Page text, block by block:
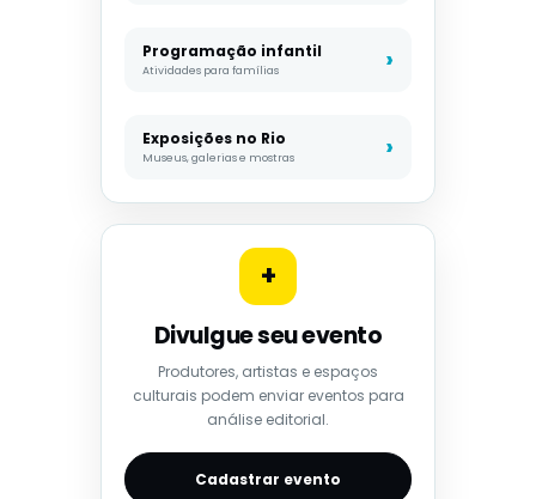
Programação infantil
Atividades para famílias
Exposições no Rio
Museus, galerias e mostras
+
Divulgue seu evento
Produtores, artistas e espaços
culturais podem enviar eventos para
análise editorial.
Cadastrar evento